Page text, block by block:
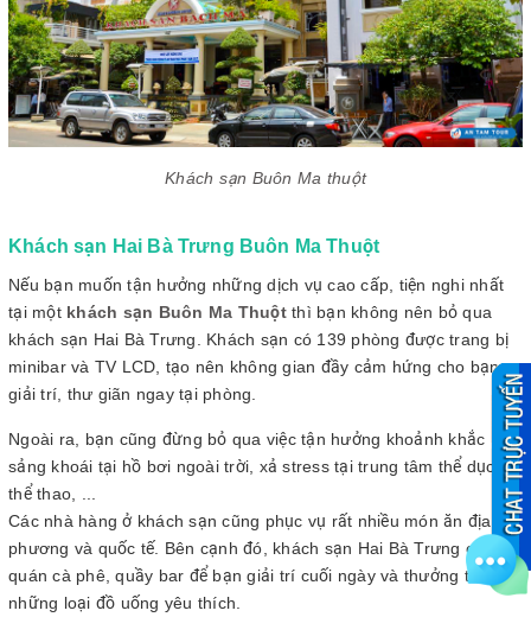
Khách sạn Buôn Ma thuột
Khách sạn Hai Bà Trưng Buôn Ma Thuột
Nếu bạn muốn tận hưởng những dịch vụ cao cấp, tiện nghi nhất
tại một khách sạn Buôn Ma Thuộtthì bạn không nên bỏ qua
khách sạn Hai Bà Trưng. Khách sạn có 139 phòng được trang bị
minibar và TV LCD, tạo nên không gian đầy cảm hứng cho bạn
giải trí, thư giãn ngay tại phòng.
Ngoài ra, bạn cũng đừng bỏ qua việc tận hưởng khoảnh khắc
sảng khoái tại hồ bơi ngoài trời, xả stress tại trung tâm thể dục,
thể thao, ...
Các nhà hàng ở khách sạn cũng phục vụ rất nhiều món ăn địa
phương và quốc tế. Bên cạnh đó, khách sạn Hai Bà Trưng có cả
quán cà phê, quầy bar để bạn giải trí cuối ngày và thưởng thức
những loại đồ uống yêu thích.